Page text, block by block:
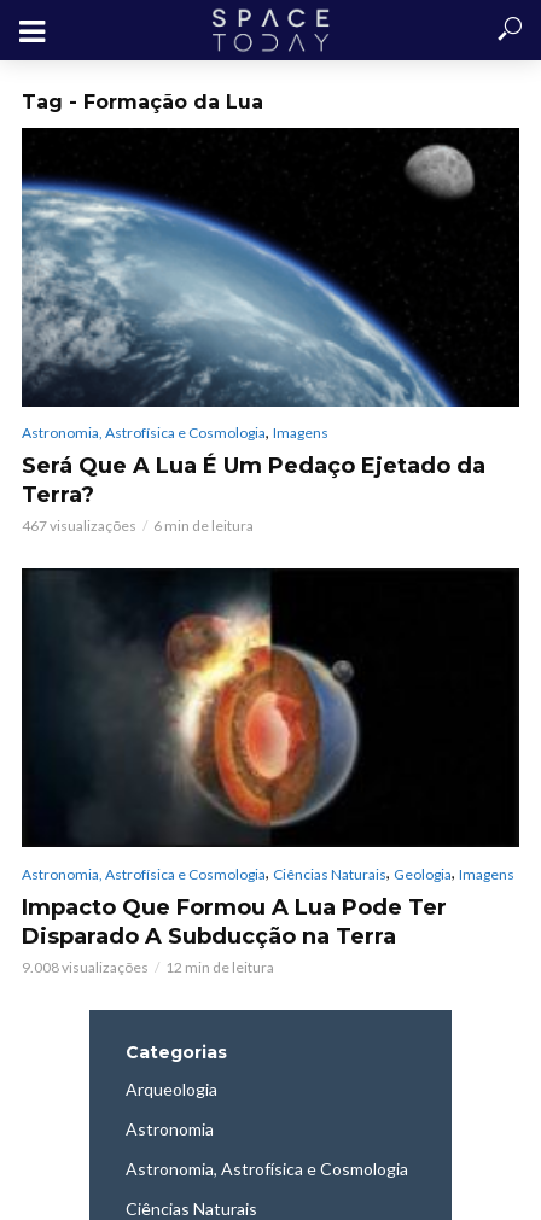
Tag - Formação da Lua
Astronomia, Astrofísica e Cosmologia, Imagens
Será Que A Lua É Um Pedaço Ejetado da
Terra?
467 visualizações 6 min de leitura
Astronomia, Astrofísica e Cosmologia, Ciências Naturais, Geologia, Imagens
Impacto Que Formou A Lua Pode Ter
Disparado A Subducção na Terra
9.008 visualizações 12 min de leitura
Categorias
Arqueologia
Astronomia
Astronomia, Astrofísica e Cosmologia
Ciências Naturais